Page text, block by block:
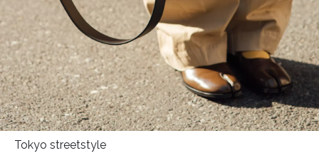
Tokyo streetstyle